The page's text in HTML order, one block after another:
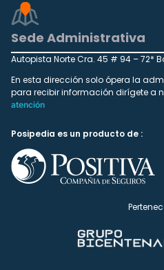
Sede Administrativa
Autopista Norte Cra. 45 # 94 – 72*
En esta dirección solo ópera la
para recibir información dirígete a
atención
Posipedia es un producto de :